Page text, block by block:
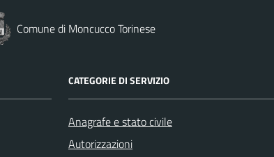
Comune di Moncucco Torinese
CATEGORIE DI SERVIZIO
Anagrafe e stato civile
Autorizzazioni